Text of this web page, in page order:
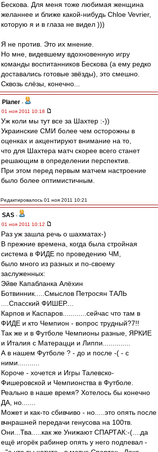
Бескова. Для меня тоже любимая женщина
желаннее и ближе какой-нибудь Chloe Vevrier,
которую я и в глаза не видел )))
Я не против. Это их мнение.
Но мне, видевшему вдохновенную игру
команды воспитанников Бескова (а ему редко
доставались готовые звёзды), это смешно.
Сквозь слёзы, конечно...
Planer -
01 ноя 2011 10:18
Уж коли мы тут все за Шахтер :-))
Украинские СМИ более чем осторожны в
оценках и акцентируют внимание на то,
что для Шахтера матч скорее всего станет
решающим в определении перспектив.
При этом перед первым матчем настроение
было более оптимистичным.
Редактировалось 01 ноя 2011 10:21
SAS -
01 ноя 2011 10:12
Раз уж зашла речь о шахматах-)
В прежние времена, когда была стройная
система в ФИДЕ по проведению ЧМ,
было много из разных и по-своему
заслуженных:
Эйве Капабланка Алёхин
Ботвинник.....Смыслов Петросян ТАЛЬ
....Спасский ФИШЕР....
Карпов и Каспаров............сейчас что там в
ФИДЕ и кто Чемпион - вопрос трудный?7!!
Так же и в Футболе Чемпионы разные, ЯРКИЕ
и Италия с Матерацци и Липпи..............
А в нашем Футболе ? - до и после -( - с
ними...........
Короче - хочется и Игры Талевско-
Фишеровской и Чемпионства в Футболе.
Реально в наше время? Хотелось бы конечно
ДА, но.......
Может и как-то сбивчиво - но.....это опять после
вчнрашней передачи генусова на 100тв.
Они...Тва.....как же Унижают СПАРТАК:-(....да
ещё игорёк рабинер опять у него подпевал -